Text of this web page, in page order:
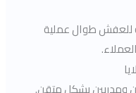
للعفش طوال عملية